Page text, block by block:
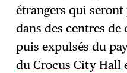
étrangers qui
dans des centres
puis expulsés du
du Crocus City Hall